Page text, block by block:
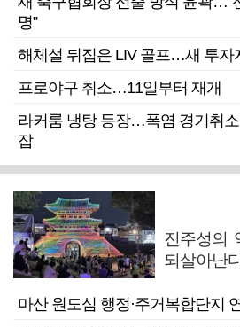
명”
해체설 뒤집은 LIV 골프…새 투자
프로야구 취소…11일부터 재개
라커룸 냉탕 등장…폭염 경기취
잡
진주성의
되살아난
마산 원도심 행정·주거복합단지